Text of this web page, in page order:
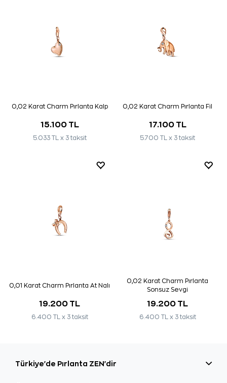
0,02 Karat Charm Pırlanta Kalp
15.100 TL
5.033 TL x 3 taksit
0,02 Karat Charm Pırlanta Fil
17.100 TL
5.700 TL x 3 taksit
0,01 Karat Charm Pırlanta At Nalı
19.200 TL
6.400 TL x 3 taksit
0,02 Karat Charm Pırlanta
Sonsuz Sevgi
19.200 TL
6.400 TL x 3 taksit
Türkiye'de Pırlanta ZEN'dir